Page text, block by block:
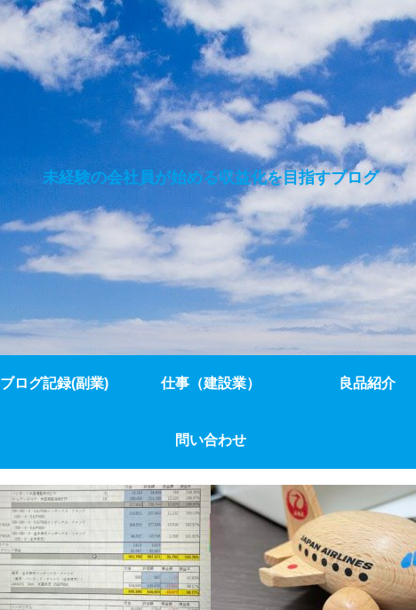
未経験の会社員が始める収益化を目指すブログ
ブログ記録(副業) 仕事（建設業） 良品紹介
問い合わせ